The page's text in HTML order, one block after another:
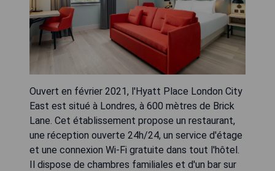
Ouvert en février 2021, l'Hyatt Place London City
East est situé à Londres, à 600 mètres de Brick
Lane. Cet établissement propose un restaurant,
une réception ouverte 24h/24, un service d'étage
et une connexion Wi-Fi gratuite dans tout l'hôtel.
Il dispose de chambres familiales et d'un bar sur